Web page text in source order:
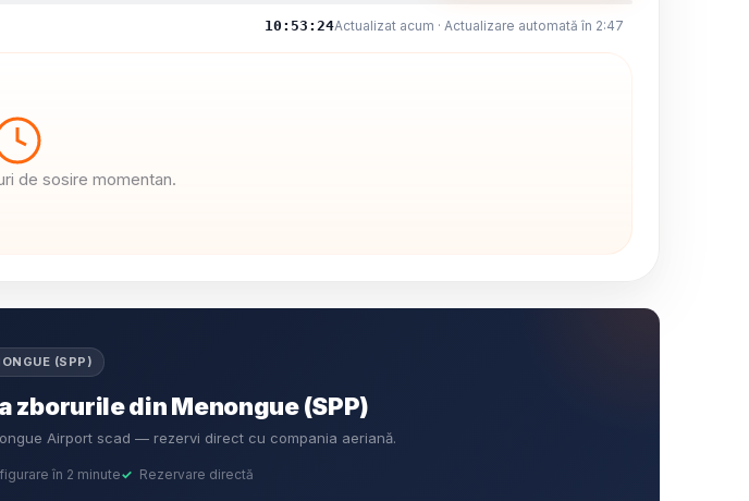
10:53:25Actualizat acum · Actualizare automată în 2:46
de sosire momentan.
(SPP)
zborurile din Menongue (SPP)
Airport scad — rezervi direct cu compania aeriană.
în 2 minute✓ Rezervare directă